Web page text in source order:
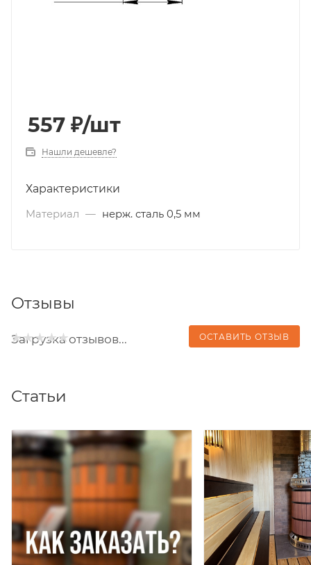
557 ₽/шт
Нашли дешевле?
Характеристики
Материал — нерж. сталь 0,5 мм
Отзывы
ОСТАВИТЬ ОТЗЫВ
Загрузка отзывов...
Статьи